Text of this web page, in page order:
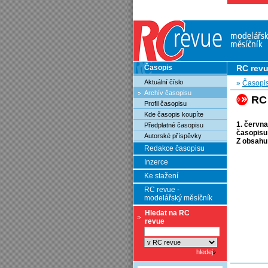
Časopis
Aktuální číslo
Archív časopisu
Profil časopisu
Kde časopis koupíte
Předplatné časopisu
Autorské příspěvky
Redakce časopisu
Inzerce
Ke stažení
RC revue -
modelářský měsíčník
Hledat na RC
revue
RC
»
1.
Z